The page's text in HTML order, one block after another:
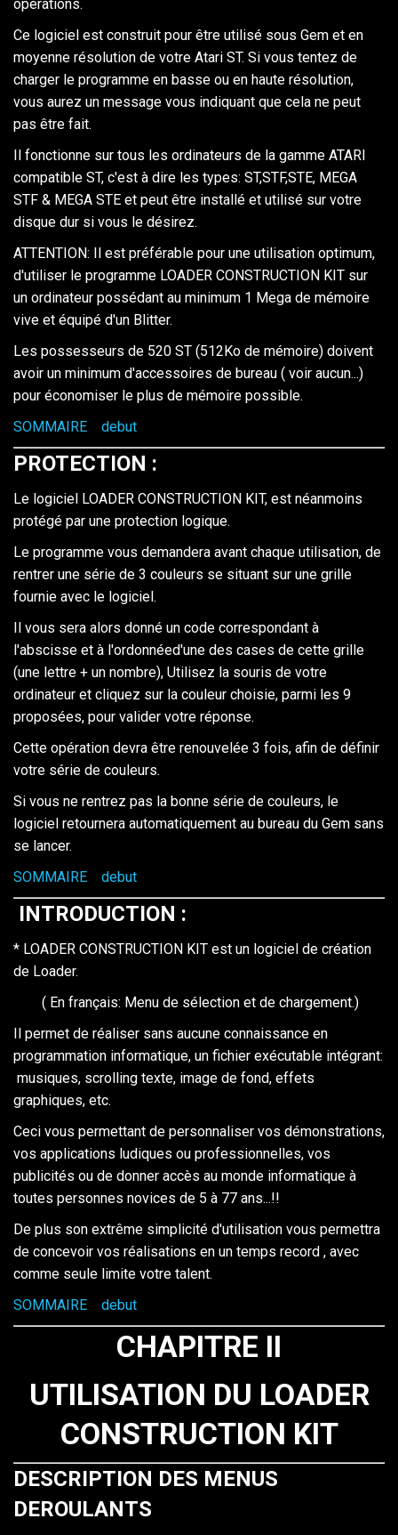
opérations.
Ce logiciel est construit pour être utilisé sous Gem et en
moyenne résolution de votre Atari ST. Si vous tentez de
charger le programme en basse ou en haute résolution,
vous aurez un message vous indiquant que cela ne peut
pas être fait.
Il fonctionne sur tous les ordinateurs de la gamme ATARI
compatible ST, c'est à dire les types: ST,STF,STE, MEGA
STF & MEGA STE et peut être installé et utilisé sur votre
disque dur si vous le désirez.
ATTENTION: Il est préférable pour une utilisation optimum,
d'utiliser le programme LOADER CONSTRUCTION KIT sur
un ordinateur possédant au minimum 1 Mega de mémoire
vive et équipé d'un Blitter.
Les possesseurs de 520 ST (512Ko de mémoire) doivent
avoir un minimum d'accessoires de bureau ( voir aucun...)
pour économiser le plus de mémoire possible.
SOMMAIRE
debut
PROTECTION :
Le logiciel LOADER CONSTRUCTION KIT, est néanmoins
protégé par une protection logique.
Le programme vous demandera avant chaque utilisation, de
rentrer une série de 3 couleurs se situant sur une grille
fournie avec le logiciel.
Il vous sera alors donné un code correspondant à
l'abscisse et à l'ordonnéed'une des cases de cette grille
(une lettre + un nombre), Utilisez la souris de votre
ordinateur et cliquez sur la couleur choisie, parmi les 9
proposées, pour valider votre réponse.
Cette opération devra être renouvelée 3 fois, afin de définir
votre série de couleurs.
Si vous ne rentrez pas la bonne série de couleurs, le
logiciel retournera automatiquement au bureau du Gem sans
se lancer.
SOMMAIRE
debut
INTRODUCTION :
* LOADER CONSTRUCTION KIT est un logiciel de création
de Loader.
( En français: Menu de sélection et de chargement.)
Il permet de réaliser sans aucune connaissance en
programmation informatique, un fichier exécutable intégrant:
musiques, scrolling texte, image de fond, effets
graphiques, etc.
Ceci vous permettant de personnaliser vos démonstrations,
vos applications ludiques ou professionnelles, vos
publicités ou de donner accès au monde informatique à
toutes personnes novices de 5 à 77 ans...!!
De plus son extrême simplicité d'utilisation vous permettra
de concevoir vos réalisations en un temps record , avec
comme seule limite votre talent.
SOMMAIRE
debut
CHAPITRE II
UTILISATION DU LOADER
CONSTRUCTION KIT
DESCRIPTION DES MENUS
DEROULANTS